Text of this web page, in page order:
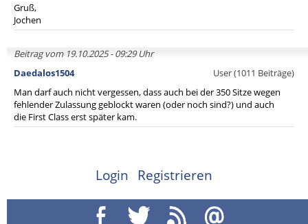
Gruß,
Jochen
Beitrag vom 19.10.2025 - 09:29 Uhr
Daedalos1504
User (1011 Beiträge)
Man darf auch nicht vergessen, dass auch bei der 350 Sitze wegen
fehlender Zulassung geblockt waren (oder noch sind?) und auch
die First Class erst später kam.
Login Registrieren